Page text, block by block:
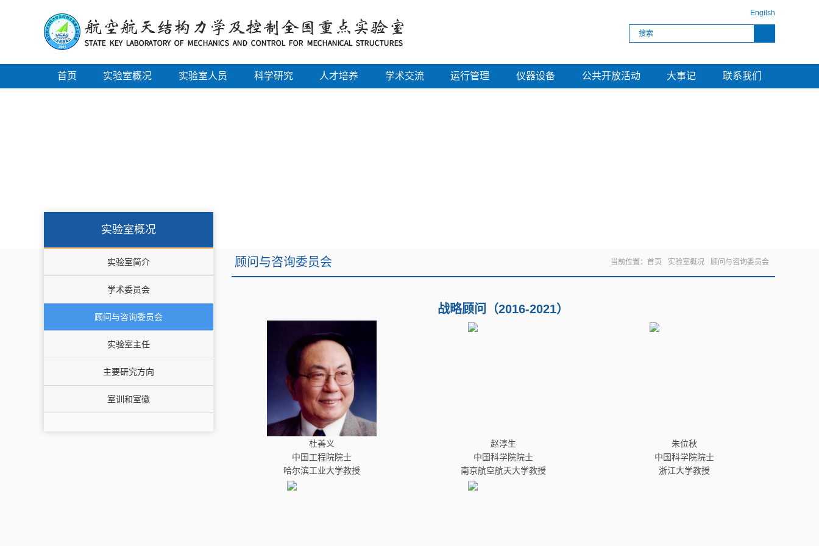
Engilsh
首页 实验室概况 实验室人员 科学研究 人才培养 学术交流 运行管理 仪器设备 公共开放活动 大事记 联系我们
实验室概况
实验室简介
学术委员会
顾问与咨询委员会
实验室主任
主要研究方向
室训和室徽
顾问与咨询委员会 当前位置： 首页 实验室概况 顾问与咨询委员会
战略顾问（2016-2021）
杜善义
中国工程院院士
哈尔滨工业大学教授
赵淳生
中国科学院院士
南京航空航天大学教授
朱位秋
中国科学院院士
浙江大学教授